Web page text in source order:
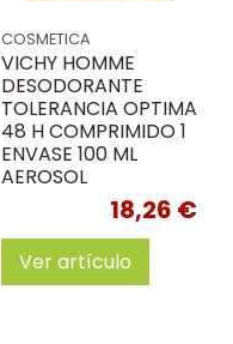
COSMETICA
VICHY HOMME
DESODORANTE
TOLERANCIA OPTIMA
48 H COMPRIMIDO 1
ENVASE 100 ML
AEROSOL
18,26 €
Ver artículo